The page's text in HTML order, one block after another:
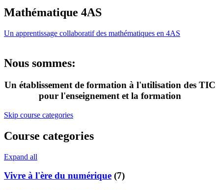
Mathématique 4AS
Un apprentissage collaboratif des mathématiques en 4AS
Nous sommes:
Un établissement de formation à l'utilisation des TIC
pour l'enseignement et la formation
Skip course categories
Course categories
Expand all
Vivre à l'ère du numérique (7)